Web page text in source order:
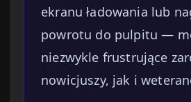
ekranu ładowania lub
powrotu do pulpitu —
niezwykle frustrujące
nowicjuszy, jak i